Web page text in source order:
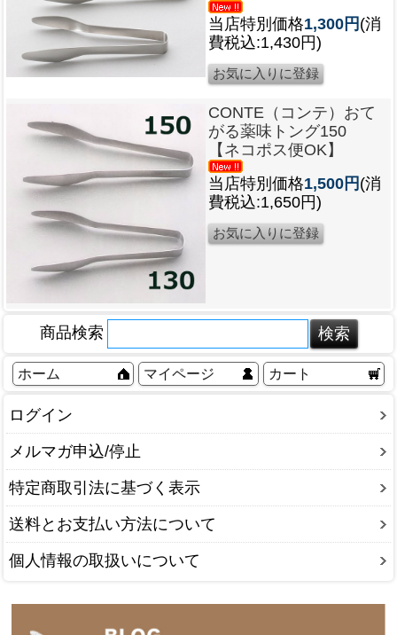
当店特別価格1,300円 (消
費税込:1,430円)
CONTE（コンテ）おて
がる薬味トング150
【ネコポス便OK】
当店特別価格1,500円 (消
費税込:1,650円)
商品検索
ホーム マイページ カート
ログイン
メルマガ申込/停止
特定商取引法に基づく表示
送料とお支払い方法について
個人情報の取扱いについて